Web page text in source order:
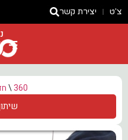
צ'ט יצירת קשר
360
\